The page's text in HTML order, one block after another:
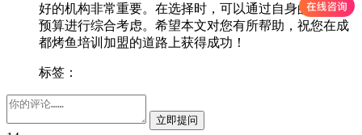
好的机构非常重要。在选择时，可以通过自身的需求和
预算进行综合考虑。希望本文对您有所帮助，祝您在成
都烤鱼培训加盟的道路上获得成功！
标签：